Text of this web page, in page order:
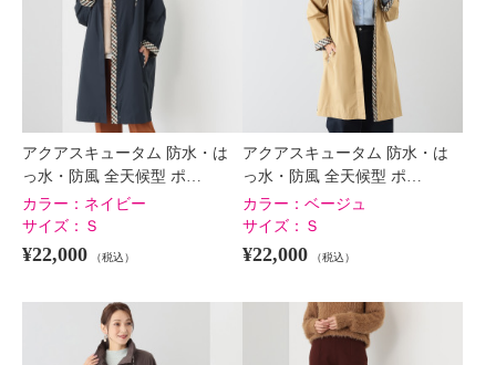
アクアスキュータム 防水・は
っ水・防風 全天候型 ポ…
カラー： ネイビー
サイズ： Ｓ
¥22,000 （税込）
アクアスキュータム 防水・は
っ水・防風 全天候型 ポ…
カラー： ベージュ
サイズ： Ｓ
¥22,000 （税込）